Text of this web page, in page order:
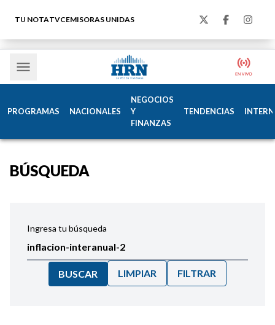
TU NOTATVCEMISORAS UNIDAS
PROGRAMAS NACIONALES
NEGOCIOS
Y
FINANZAS
TENDENCIAS
BÚSQUEDA
Ingresa tu búsqueda
BUSCAR LIMPIAR FILTRAR